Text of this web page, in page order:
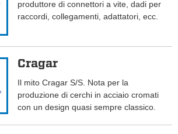
produttore di connettori a vite, dadi per
raccordi, collegamenti, adattatori, ecc.
Cragar
Il mito Cragar S/S. Nota per la
produzione di cerchi in acciaio cromati
con un design quasi sempre classico.